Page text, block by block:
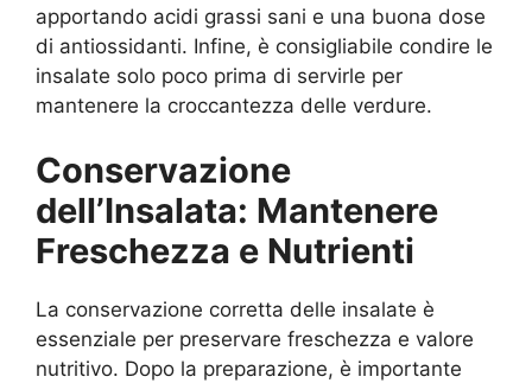
apportando acidi grassi sani e una buona dose
di antiossidanti. Infine, è consigliabile condire le
insalate solo poco prima di servirle per
mantenere la croccantezza delle verdure.
Conservazione
dell’Insalata: Mantenere
Freschezza e Nutrienti
La conservazione corretta delle insalate è
essenziale per preservare freschezza e valore
nutritivo. Dopo la preparazione, è importante